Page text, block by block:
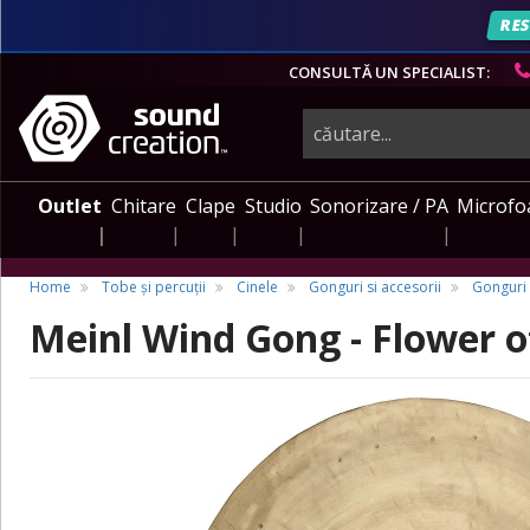
CONSULTĂ UN SPECIALIST:
instrumente
muzicale,
echipamente
pro-
Outlet Chitare Clape Studio Sonorizare / PA
Home Tobe și percuții Cinele Gonguri si accesorii Gonguri
Meinl Wind Gong - Flower